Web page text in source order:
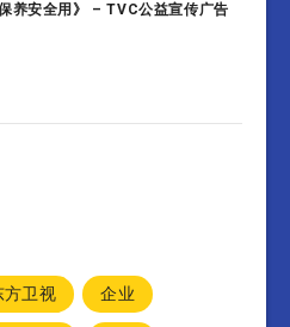
养安全用》 – TVC公益宣传广告
方卫视
企业